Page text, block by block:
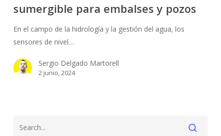
sensor
nivel
sumergible
para
embalses
sumergible para embalses y pozos
En el campo de la hidrología y la gestión del agua, los
sensores de nivel…
Sergio Delgado Martorell
2 junio, 2024